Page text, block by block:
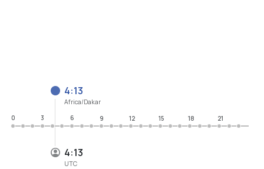
4:13
UTC
4:13
Africa/Dakar
0
3 6 9 12 15 18 21